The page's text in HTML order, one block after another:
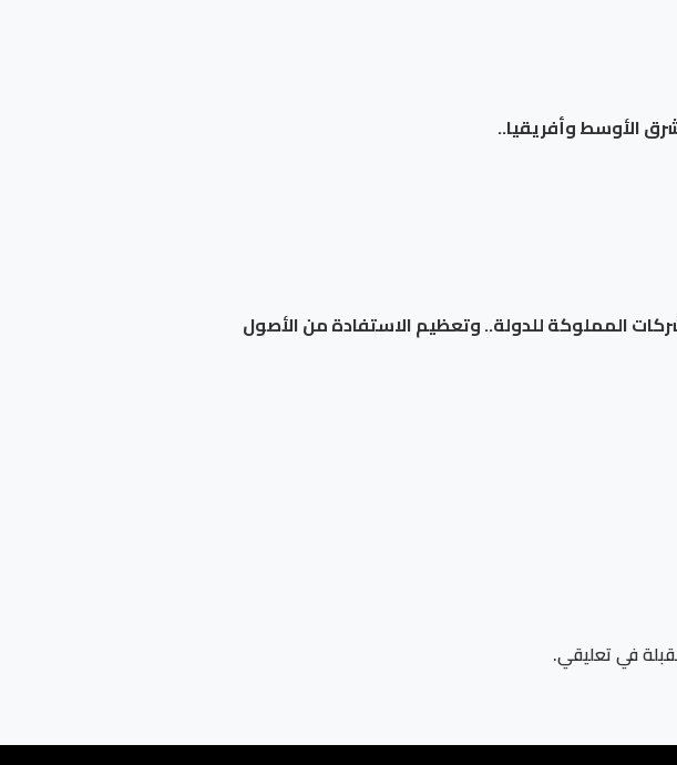
المملوكة للدولة.. وتعظيم الاستفادة من الأصول
في تعليقي.